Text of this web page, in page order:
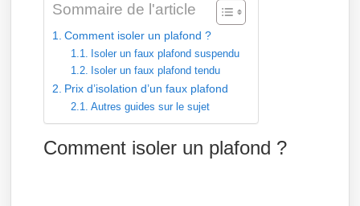
Sommaire de l'article
Comment isoler un plafond ?
Isoler un faux plafond suspendu
Isoler un faux plafond tendu
Prix d’isolation d’un faux plafond
Autres guides sur le sujet
Comment isoler un plafond ?